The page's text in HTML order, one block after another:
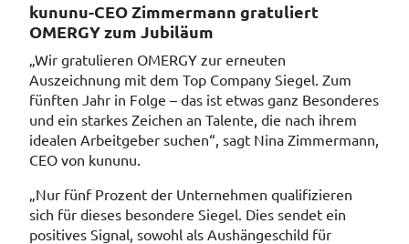
kununu-CEO Zimmermann gratuliert
OMERGY zum Jubiläum
„Wir gratulieren OMERGY zur erneuten
Auszeichnung mit dem Top Company Siegel. Zum
fünften Jahr in Folge – das ist etwas ganz Besonderes
und ein starkes Zeichen an Talente, die nach ihrem
idealen Arbeitgeber suchen“, sagt Nina Zimmermann,
CEO von kununu.
„Nur fünf Prozent der Unternehmen qualifizieren
sich für dieses besondere Siegel. Dies sendet ein
positives Signal, sowohl als Aushängeschild für